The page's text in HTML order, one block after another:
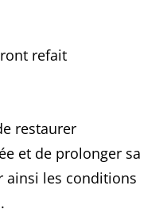
refait
restaurer
et de prolonger sa
ainsi les conditions